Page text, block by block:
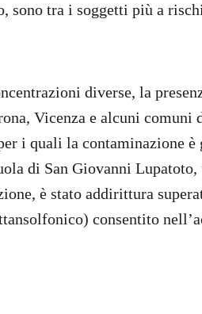
sono tra i soggetti più a
diverse, la
Vicenza e alcuni comuni
i quali la contaminazione è
di San Giovanni Lupatoto,
è stato addirittura
consentito